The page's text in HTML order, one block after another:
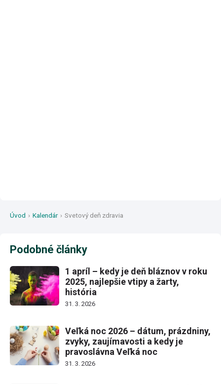
Úvod › Kalendár › Svetový deň zdravia
Podobné články
1 apríl – kedy je deň bláznov v roku
2025, najlepšie vtipy a žarty,
história
31. 3. 2026
Veľká noc 2026 – dátum, prázdniny,
zvyky, zaujímavosti a kedy je
pravoslávna Veľká noc
31. 3. 2026